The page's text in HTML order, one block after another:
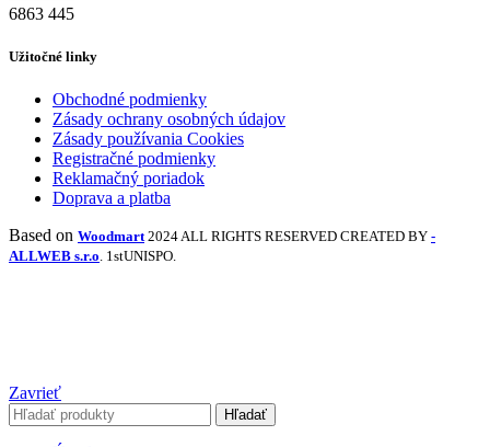
6863 445
Užitočné linky
Obchodné podmienky
Zásady ochrany osobných údajov
Zásady používania Cookies
Registračné podmienky
Reklamačný poriadok
Doprava a platba
Based on Woodmart 2024 ALL RIGHTS RESERVED CREATED BY -
ALLWEB s.r.o. 1stUNISPO.
Zavrieť
Hľadať